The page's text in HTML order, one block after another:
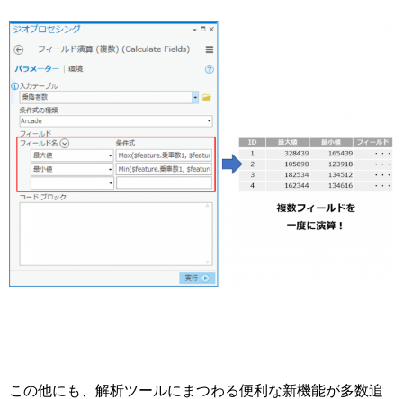
この他にも、解析ツールにまつわる便利な新機能が多数追